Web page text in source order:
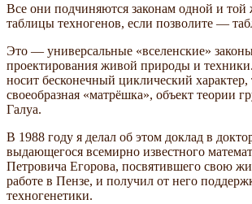
Все они подчиняются законам одной и той
таблицы техногенов, если позволите —
Это — универсальные «вселенские»
проектирования живой природы и
носит бесконечный циклический характер,
своеобразная «матрёшка», объект теории
Галуа.
В 1988 году я делал об этом доклад в
выдающегося всемирно известного
Петровича Егорова, посвятившего свою
работе в Пензе, и получил от него
техногенетики.